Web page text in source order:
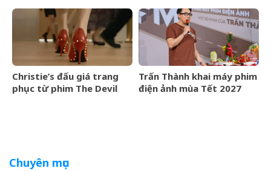
thận nhân tạo
Christie’s đấu giá trang
phục từ phim The Devil
Trấn Thành khai máy phim
điện ảnh mùa Tết 2027
Chuyên mục